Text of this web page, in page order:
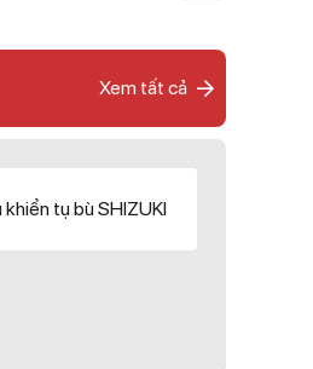
Xem tất cả
khiển tụ bù SHIZUKI